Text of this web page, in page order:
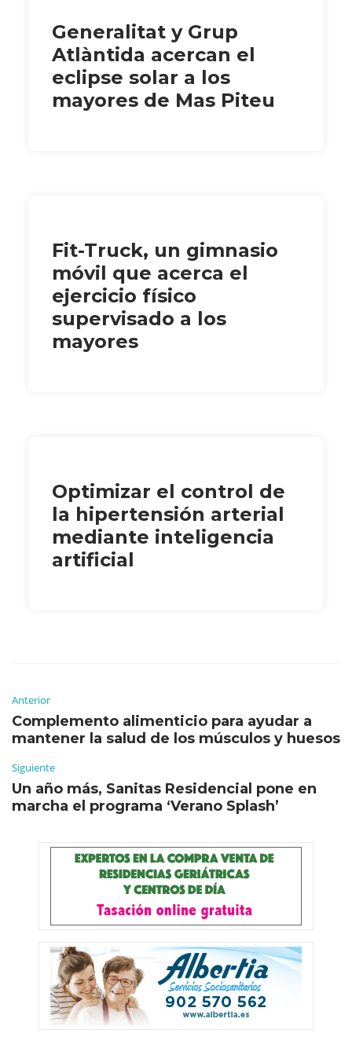
Generalitat y Grup
Atlàntida acercan el
eclipse solar a los
mayores de Mas Piteu
Fit-Truck, un gimnasio
móvil que acerca el
ejercicio físico
supervisado a los
mayores
Optimizar el control de
la hipertensión arterial
mediante inteligencia
artificial
Anterior
Complemento alimenticio para ayudar a
mantener la salud de los músculos y huesos
Siguiente
Un año más, Sanitas Residencial pone en
marcha el programa ‘Verano Splash’